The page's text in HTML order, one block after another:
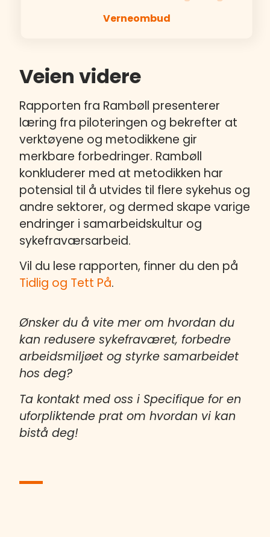
Verneombud
Veien videre
Rapporten fra Rambøll presenterer
læring fra piloteringen og bekrefter at
verktøyene og metodikkene gir
merkbare forbedringer. Rambøll
konkluderer med at metodikken har
potensial til å utvides til flere sykehus og
andre sektorer, og dermed skape varige
endringer i samarbeidskultur og
sykefraværsarbeid.
Vil du lese rapporten, finner du den på
Tidlig og Tett På.
Ønsker du å vite mer om hvordan du
kan redusere sykefraværet, forbedre
arbeidsmiljøet og styrke samarbeidet
hos deg?
Ta kontakt med oss i Specifique for en
uforpliktende prat om hvordan vi kan
bistå deg!